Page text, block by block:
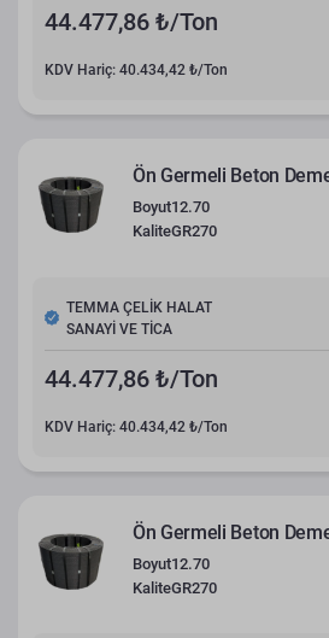
44.477,86 ₺/Ton
KDV Hariç: 40.434,42 ₺/Ton
Ön Germeli Beton
Boyut12.70
KaliteGR270
TEMMA ÇELİK HALAT
SANAYİ VE TİCA
44.477,86 ₺/Ton
KDV Hariç: 40.434,42 ₺/Ton
Ön Germeli Beton
Boyut12.70
KaliteGR270